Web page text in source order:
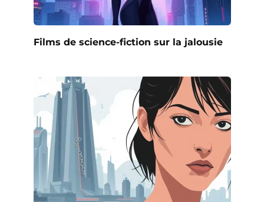
Films de science-fiction sur la jalousie